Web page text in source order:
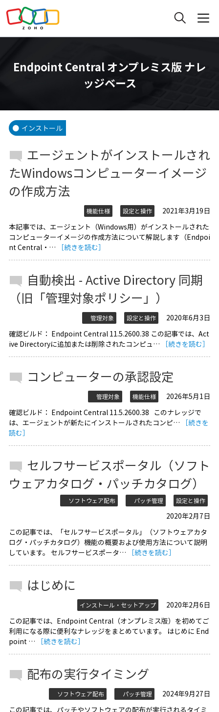
Endpoint Central オンプレミス版 ナレ
ッジベース
インストール
エージェントがインストールされ
たWindowsコンピューターイメージ
の作成方法
機能仕様 設定と操作
2021年3月19日
本記事では、エージェント（Windows用）がインストールされた
コンピューターイメージの作成方法について解説します（Endpoi
nt Central・…
［続きを読む］
自動検出 - Active Directory 同期
（旧「管理対象ポリシー」）
管理対象 設定と操作
2020年6月3日
確認ビルド： Endpoint Central 11.5.2600.38 この記事では、Act
ive Directoryに追加または削除されたコンピュ…
［続きを読む］
コンピューターの承認設定
管理対象 機能仕様
2026年5月1日
確認ビルド： Endpoint Central 11.5.2600.38 このナレッジで
は、エージェントが新たにインストールされたコンピ…
［続きを
読む］
セルフサービスポータル（ソフト
ウェアカタログ・パッチカタログ）
ソフトウェア配布 パッチ管理 設定と操作
2020年2月7日
この記事では、「セルフサービスポータル」（ソフトウェアカタ
ログ・パッチカタログ）機能の概要および使用方法について説明
しています。 セルフサービスポータ…
［続きを読む］
はじめに
インストール・セットアップ
2020年2月6日
この記事では、Endpoint Central（オンプレミス版）を初めてご
利用になる際に便利なナレッジをまとめています。 はじめに End
point …
［続きを読む］
配布の実行タイミング
ソフトウェア配布 パッチ管理
2024年9月27日
この記事では、パッチやソフトウェアの配布が実行されるタイミ